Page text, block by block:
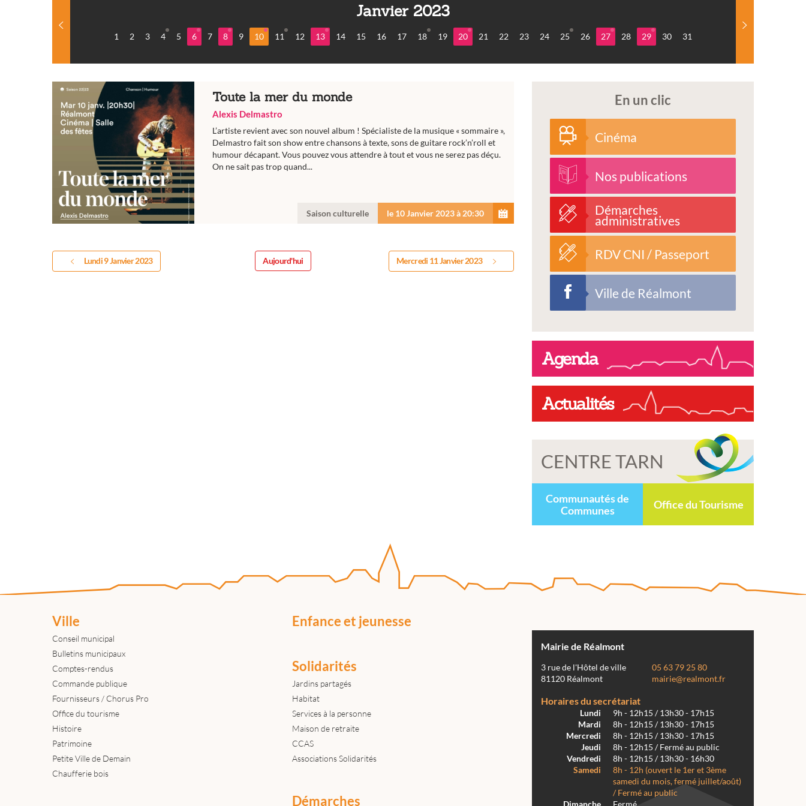
Janvier 2023
1 2 3 4 5 6 7 8 9 10 11 12 13 14 15 16 17 18 19 20 21 22 23 24 25 26 27 28 29 30 31
Toute la mer du monde
Alexis Delmastro
L’artiste revient avec son nouvel album ! Spécialiste de la musique « sommaire »,
Delmastro fait son show entre chansons à texte, sons de guitare rock’n’roll et
humour décapant. Vous pouvez vous attendre à tout et vous ne serez pas déçu.
On ne sait pas trop quand...
Saison culturelle le 10 Janvier 2023 à 20:30
Lundi 9 Janvier 2023 Aujourd'hui Mercredi 11 Janvier 2023
En un clic
Cinéma
Nos publications
Démarches
administratives
RDV CNI / Passeport
Ville de Réalmont
Agenda
Actualités
CENTRE TARN
Communautés de
Communes
Office du Tourisme
Ville
Conseil municipal
Bulletins municipaux
Comptes-rendus
Commande publique
Fournisseurs / Chorus Pro
Office du tourisme
Histoire
Patrimoine
Petite Ville de Demain
Chaufferie bois
Enfance et jeunesse
Solidarités
Jardins partagés
Habitat
Services à la personne
Maison de retraite
CCAS
Associations Solidarités
Démarches
Mairie de Réalmont
3 rue de l'Hôtel de ville
81120 Réalmont
05 63 79 25 80
mairie@realmont.fr
Horaires du secrétariat
Lundi
9h - 12h15 / 13h30 - 17h15
Mardi
8h - 12h15 / 13h30 - 17h15
Mercredi
8h - 12h15 / 13h30 - 17h15
Jeudi
8h - 12h15 / Fermé au public
Vendredi
8h - 12h15 / 13h30 - 16h30
Samedi
8h - 12h (ouvert le 1er et 3ème
samedi du mois, fermé juillet/août)
/ Fermé au public
Dimanche
Fermé